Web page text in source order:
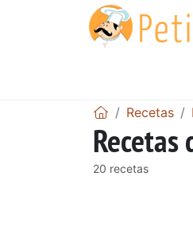
Recetas
20 recetas